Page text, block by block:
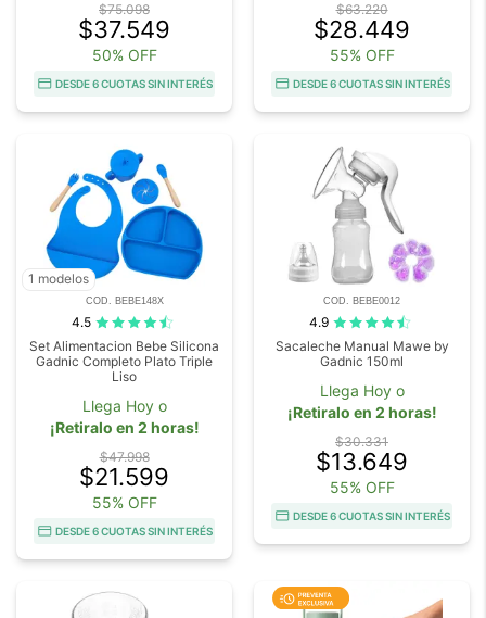
$75.098
$37.549
50% OFF
DESDE 6 CUOTAS SIN INTERÉS
$63.220
$28.449
55% OFF
DESDE 6 CUOTAS SIN INTERÉS
1 modelos
COD. BEBE148X
4.5
Set Alimentacion Bebe Silicona
Gadnic Completo Plato Triple
Liso
Llega Hoy o
¡Retiralo en 2 horas!
$47.998
$21.599
55% OFF
DESDE 6 CUOTAS SIN INTERÉS
COD. BEBE0012
4.9
Sacaleche Manual Mawe by
Gadnic 150ml
Llega Hoy o
¡Retiralo en 2 horas!
$30.331
$13.649
55% OFF
DESDE 6 CUOTAS SIN INTERÉS